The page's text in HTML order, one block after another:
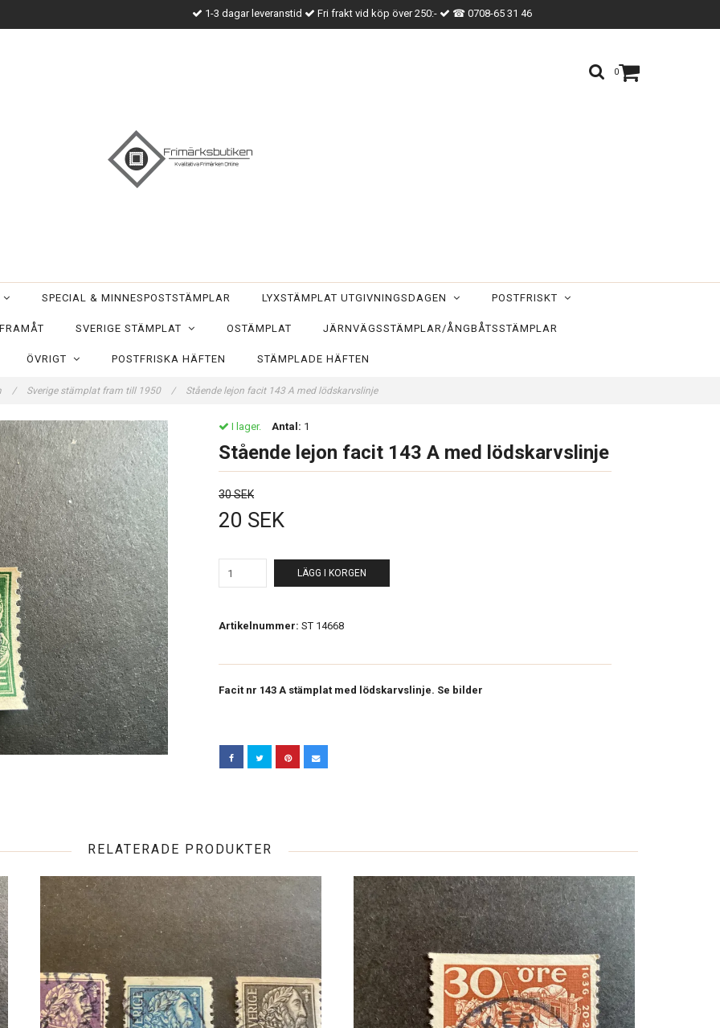
1-3 dagar leveranstid Fri frakt vid köp över 250:- ☎ 0708-65 31 46
0
SPECIAL & MINNESPOSTSTÄMPLAR LYXSTÄMPLAT UTGIVNINGSDAGEN POSTFRISKT
SVERIGE STÄMPLAT OSTÄMPLAT JÄRNVÄGSSTÄMPLAR/ÅNGBÅTSSTÄMPLAR
ÖVRIGT POSTFRISKA HÄFTEN STÄMPLADE HÄFTEN
/ Sverige stämplat fram till 1950 / Stående lejon facit 143 A med lödskarvslinje
I lager. Antal: 1
Stående lejon facit 143 A med lödskarvslinje
30 SEK
20 SEK
LÄGG I KORGEN
Artikelnummer: ST 14668
Facit nr 143 A stämplat med lödskarvslinje. Se bilder
RELATERADE PRODUKTER